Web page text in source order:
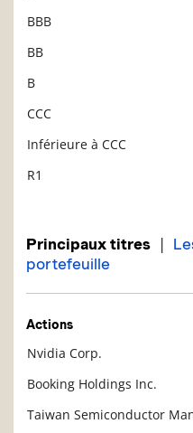
BBB
BB
B
CCC
Inférieure à CCC
R1
Principaux titres |
portefeuille
Actions
Nvidia Corp.
Booking Holdings Inc.
Taiwan Semiconductor